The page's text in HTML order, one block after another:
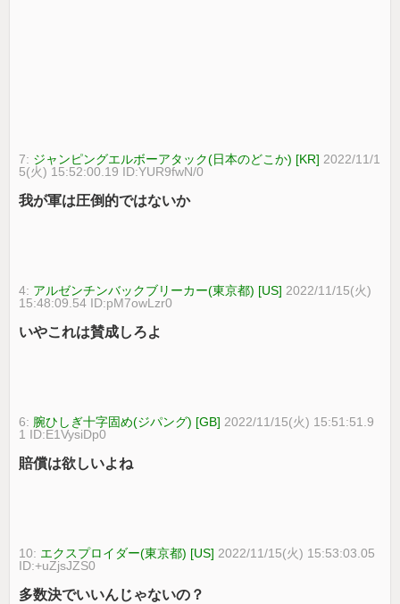
7: ジャンピングエルボーアタック(日本のどこか) [KR] 2022/11/1
5(火) 15:52:00.19 ID:YUR9fwN/0
我が軍は圧倒的ではないか
4: アルゼンチンバックブリーカー(東京都) [US] 2022/11/15(火)
15:48:09.54 ID:pM7owLzr0
いやこれは賛成しろよ
6: 腕ひしぎ十字固め(ジパング) [GB] 2022/11/15(火) 15:51:51.9
1 ID:E1VysiDp0
賠償は欲しいよね
10: エクスプロイダー(東京都) [US] 2022/11/15(火) 15:53:03.05
ID:+uZjsJZS0
多数決でいいんじゃないの？